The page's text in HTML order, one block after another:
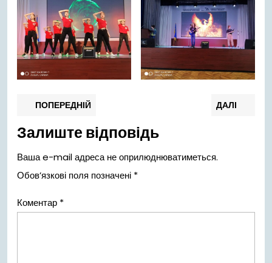
Навігація
записів
ПОПЕРЕДНІЙ ДАЛІ
Залиште відповідь
Ваша e-mail адреса не оприлюднюватиметься.
Обов’язкові поля позначені *
Коментар *